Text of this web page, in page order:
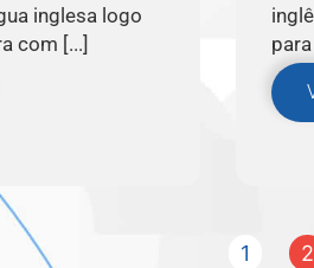
inglesa logo
com [...]
1 2